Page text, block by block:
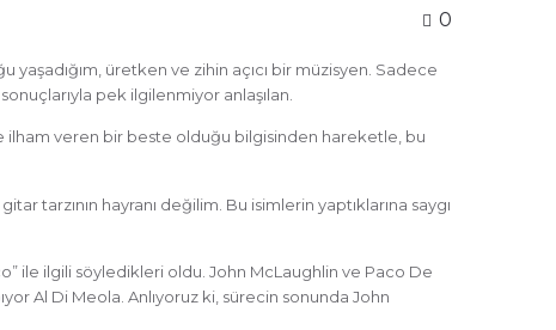
0
üretken ve zihin açıcı bir müzisyen. Sadece
pek ilgilenmiyor anlaşılan.
ilham veren bir beste olduğu bilgisinden hareketle, bu
hayranı değilim. Bu isimlerin yaptıklarına saygı
ile ilgili söyledikleri oldu. John McLaughlin ve Paco De
Al Di Meola. Anlıyoruz ki, sürecin sonunda John